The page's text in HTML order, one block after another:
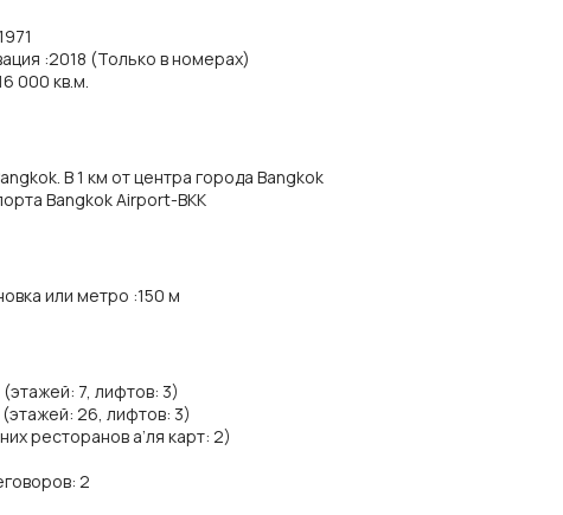
:2018 (Только в номерах)
000 кв.м.
В 1 км от центра города Bangkok
Bangkok Airport-BKK
или метро :150 м
(этажей: 7, лифтов: 3)
26, лифтов: 3)
ресторанов а’ля карт: 2)
2